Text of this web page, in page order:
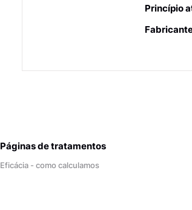
Princípio
Páginas de tratamentos
Eficácia - como calculamos